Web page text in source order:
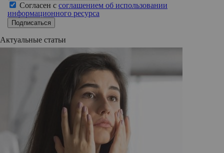
Согласен с соглашением об использовании
информационного ресурса
Подписаться
Актуальные статьи